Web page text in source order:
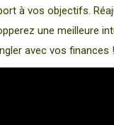
à vos objectifs.
une meilleure
avec vos finances !